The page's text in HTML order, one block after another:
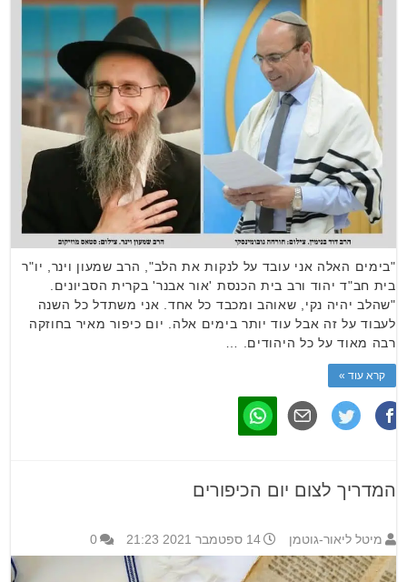
"בימים האלה אני עובד על לנקות את הלב", הרב שמעון וינר, יו"ר
בית חב"ד יהוד ורב בית הכנסת 'אור אבנר' בקרית הסביונים.
"שהלב יהיה נקי, שאוהב ומכבד כל אחד. אני משתדל כל השנה
לעבוד על זה אבל עוד יותר בימים אלה. יום כיפור מאיר בחוזקה
רבה מאוד על כל היהודים. …
קרא עוד »
המדריך לצום יום הכיפורים
מיטל ליאור-גוטמן 14 ספטמבר 2021 21:23 0